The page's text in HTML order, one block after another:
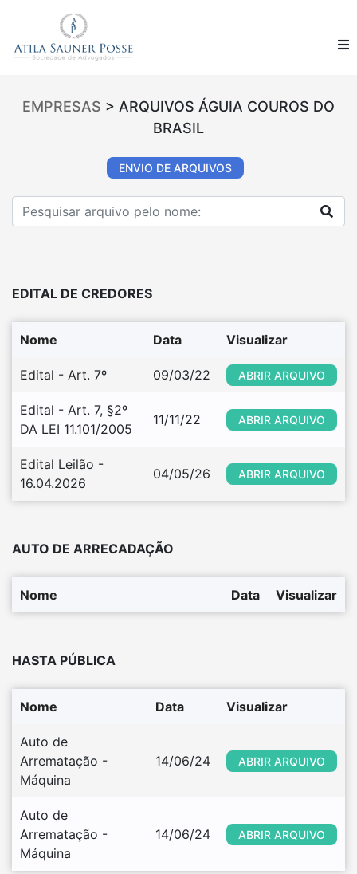
EMPRESAS > ARQUIVOS ÁGUIA COUROS DO
BRASIL
ENVIO DE ARQUIVOS
EDITAL DE CREDORES
Nome Data Visualizar
Edital - Art. 7º 09/03/22 ABRIR ARQUIVO
Edital - Art. 7, §2º
DA LEI 11.101/2005
11/11/22 ABRIR ARQUIVO
Edital Leilão -
16.04.2026
04/05/26 ABRIR ARQUIVO
AUTO DE ARRECADAÇÃO
Nome Data Visualizar
HASTA PÚBLICA
Nome Data Visualizar
Auto de
Arrematação -
Máquina
14/06/24 ABRIR ARQUIVO
Auto de
Arrematação -
Máquina
14/06/24 ABRIR ARQUIVO